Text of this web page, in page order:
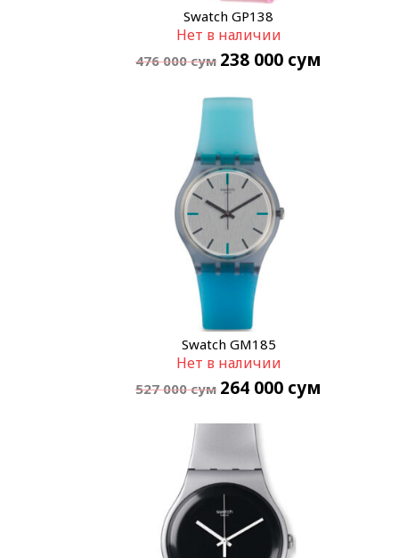
Swatch GP138
Нет в наличии
476 000сум 238 000 сум
Swatch GM185
Нет в наличии
527 000сум 264 000 сум